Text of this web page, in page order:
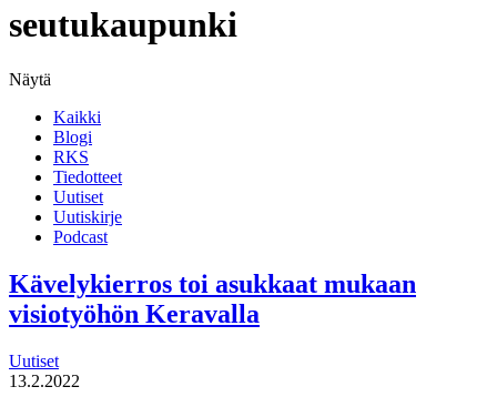
seutukaupunki
Näytä
Kaikki
Blogi
RKS
Tiedotteet
Uutiset
Uutiskirje
Podcast
Kävelykierros toi asukkaat mukaan
visiotyöhön Keravalla
Uutiset
13.2.2022